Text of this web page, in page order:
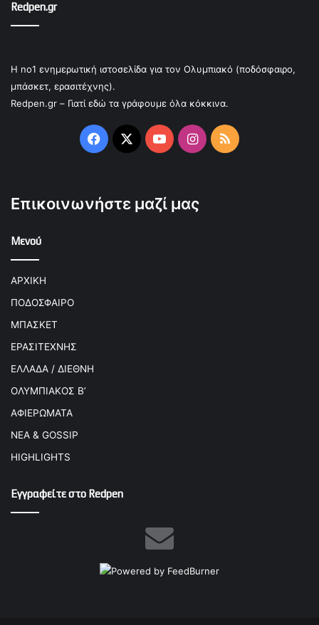
Redpen.gr
Η no1 ενημερωτική ιστοσελίδα για τον Ολυμπιακό (ποδόσφαιρο,
μπάσκετ, ερασιτέχνης).
Redpen.gr – Γιατί εδώ τα γράφουμε όλα κόκκινα.
Facebook
X YouTubeInstagram
RSS
Επικοινωνήστε μαζί μας
Μενού
ΑΡΧΙΚΗ
ΠΟΔΟΣΦΑΙΡΟ
ΜΠΑΣΚΕΤ
ΕΡΑΣΙΤΕΧΝΗΣ
ΕΛΛΑΔΑ / ΔΙΕΘΝΗ
ΟΛΥΜΠΙΑΚΟΣ Β’
ΑΦΙΕΡΩΜΑΤΑ
ΝΕΑ & GOSSIP
HIGHLIGHTS
Εγγραφείτε στο Redpen